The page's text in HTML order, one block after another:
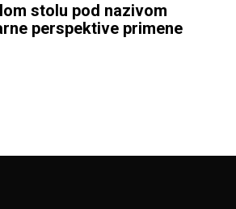
stolu pod nazivom
perspektive primene